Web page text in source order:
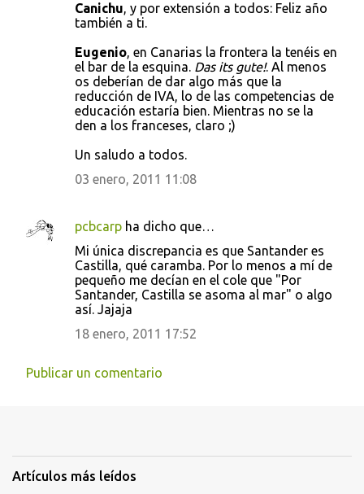
Canichu, y por extensión a todos: Feliz año
también a ti.
Eugenio, en Canarias la frontera la tenéis en
el bar de la esquina. Das its gute!. Al menos
os deberían de dar algo más que la
reducción de IVA, lo de las competencias de
educación estaría bien. Mientras no se la
den a los franceses, claro ;)
Un saludo a todos.
03 enero, 2011 11:08
pcbcarp ha dicho que…
Mi única discrepancia es que Santander es
Castilla, qué caramba. Por lo menos a mí de
pequeño me decían en el cole que "Por
Santander, Castilla se asoma al mar" o algo
así. Jajaja
18 enero, 2011 17:52
Publicar un comentario
Artículos más leídos